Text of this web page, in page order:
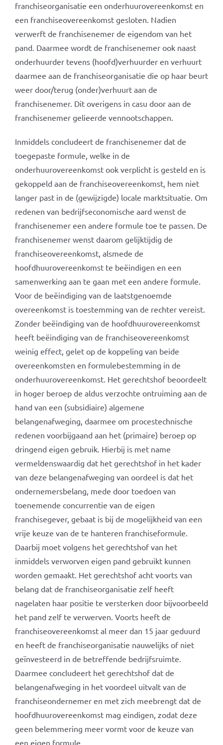
franchiseorganisatie een onderhuurovereenkomst en
een franchiseovereenkomst gesloten. Nadien
verwerft de franchisenemer de eigendom van het
pand. Daarmee wordt de franchisenemer ook naast
onderhuurder tevens (hoofd)verhuurder en verhuurt
daarmee aan de franchiseorganisatie die op haar beurt
weer door/terug (onder)verhuurt aan de
franchisenemer. Dit overigens in casu door aan de
franchisenemer gelieerde vennootschappen.
Inmiddels concludeert de franchisenemer dat de
toegepaste formule, welke in de
onderhuurovereenkomst ook verplicht is gesteld en is
gekoppeld aan de franchiseovereenkomst, hem niet
langer past in de (gewijzigde) locale marktsituatie. Om
redenen van bedrijfseconomische aard wenst de
franchisenemer een andere formule toe te passen. De
franchisenemer wenst daarom gelijktijdig de
franchiseovereenkomst, alsmede de
hoofdhuurovereenkomst te beëindigen en een
samenwerking aan te gaan met een andere formule.
Voor de beëindiging van de laatstgenoemde
overeenkomst is toestemming van de rechter vereist.
Zonder beëindiging van de hoofdhuurovereenkomst
heeft beëindiging van de franchiseovereenkomst
weinig effect, gelet op de koppeling van beide
overeenkomsten en formulebestemming in de
onderhuurovereenkomst. Het gerechtshof beoordeelt
in hoger beroep de aldus verzochte ontruiming aan de
hand van een (subsidiaire) algemene
belangenafweging, daarmee om procestechnische
redenen voorbijgaand aan het (primaire) beroep op
dringend eigen gebruik. Hierbij is met name
vermeldenswaardig dat het gerechtshof in het kader
van deze belangenafweging van oordeel is dat het
ondernemersbelang, mede door toedoen van
toenemende concurrentie van de eigen
franchisegever, gebaat is bij de mogelijkheid van een
vrije keuze van de te hanteren franchiseformule.
Daarbij moet volgens het gerechtshof van het
inmiddels verworven eigen pand gebruikt kunnen
worden gemaakt. Het gerechtshof acht voorts van
belang dat de franchiseorganisatie zelf heeft
nagelaten haar positie te versterken door bijvoorbeeld
het pand zelf te verwerven. Voorts heeft de
franchiseovereenkomst al meer dan 15 jaar geduurd
en heeft de franchiseorganisatie nauwelijks of niet
geïnvesteerd in de betreffende bedrijfsruimte.
Daarmee concludeert het gerechtshof dat de
belangenafweging in het voordeel uitvalt van de
franchiseondernemer en met zich meebrengt dat de
hoofdhuurovereenkomst mag eindigen, zodat deze
geen belemmering meer vormt voor de keuze van
een eigen formule.